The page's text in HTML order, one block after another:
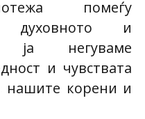
помеѓу
духовното и
ја негуваме
и чувствата
нашите корени и